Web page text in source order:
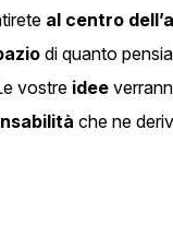
al centro
di quanto
vostre idee
che ne